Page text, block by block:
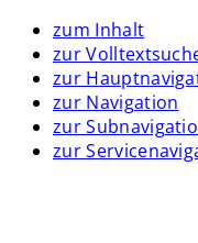
zum Inhalt
zur
zur
zur Navigation
zur
zur